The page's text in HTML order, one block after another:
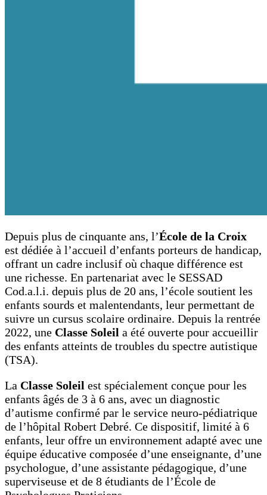
Depuis plus de cinquante ans, l’École de la Croix
est dédiée à l’accueil d’enfants porteurs de handicap,
offrant un cadre inclusif où chaque différence est
une richesse. En partenariat avec le SESSAD
Cod.a.l.i. depuis plus de 20 ans, l’école soutient les
enfants sourds et malentendants, leur permettant de
suivre un cursus scolaire ordinaire. Depuis la rentrée
2022, une Classe Soleil a été ouverte pour accueillir
des enfants atteints de troubles du spectre autistique
(TSA).
La Classe Soleil est spécialement conçue pour les
enfants âgés de 3 à 6 ans, avec un diagnostic
d’autisme confirmé par le service neuro-pédiatrique
de l’hôpital Robert Debré. Ce dispositif, limité à 6
enfants, leur offre un environnement adapté avec une
équipe éducative composée d’une enseignante, d’une
psychologue, d’une assistante pédagogique, d’une
superviseuse et de 8 étudiants de l’École de